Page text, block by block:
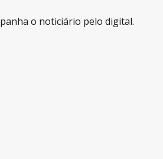
o noticiário pelo digital.